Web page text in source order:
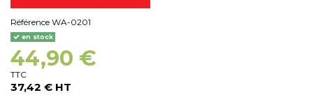
Référence WA-0201
en stock
44,90 €
TTC
37,42 € HT